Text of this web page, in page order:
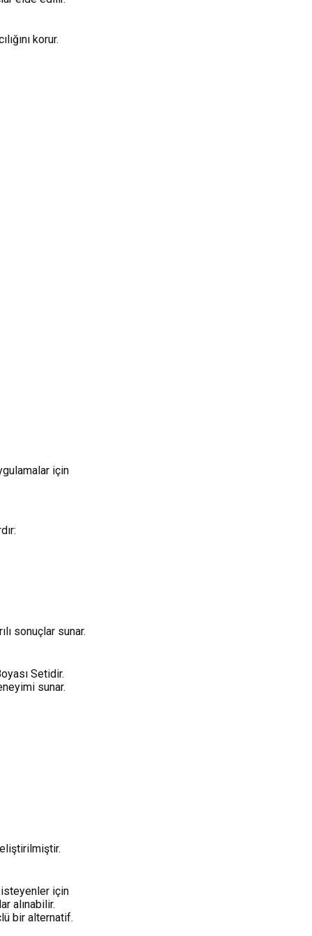
korur.
için
sonuçlar sunar.
Setidir.
sunar.
isteyenler için
alınabilir.
bir alternatif.